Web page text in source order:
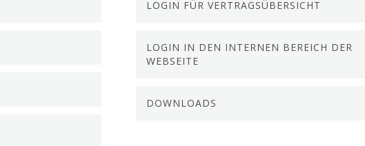
LOGIN FÜR VERTRAGSÜBERSICHT
LOGIN IN DEN INTERNEN BEREICH DER
WEBSEITE
DOWNLOADS